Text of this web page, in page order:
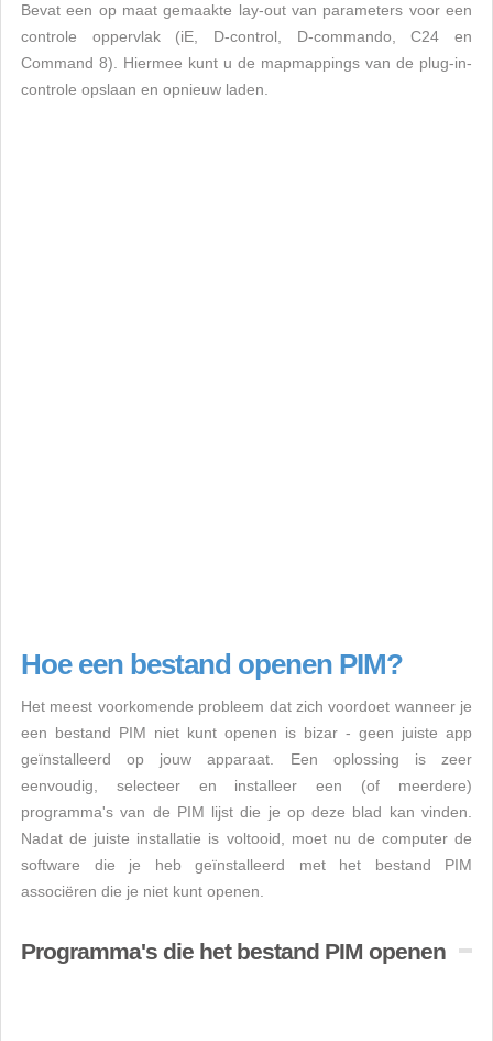
Bevat een op maat gemaakte lay-out van parameters voor een
controle oppervlak (iE, D-control, D-commando, C24 en
Command 8). Hiermee kunt u de mapmappings van de plug-in-
controle opslaan en opnieuw laden.
Hoe een bestand openen PIM?
Het meest voorkomende probleem dat zich voordoet wanneer je
een bestand PIM niet kunt openen is bizar - geen juiste app
geïnstalleerd op jouw apparaat. Een oplossing is zeer
eenvoudig, selecteer en installeer een (of meerdere)
programma's van de PIM lijst die je op deze blad kan vinden.
Nadat de juiste installatie is voltooid, moet nu de computer de
software die je heb geïnstalleerd met het bestand PIM
associëren die je niet kunt openen.
Programma's die het bestand PIM openen